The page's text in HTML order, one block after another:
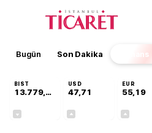
Bugün Son Dakika Finans
BIST
13.779,39
USD
47,71
EUR
55,19